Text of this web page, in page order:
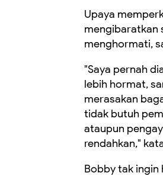
Upaya
mengibaratkan
menghormati,
"Saya pernah
lebih hormat,
merasakan
tidak butuh
ataupun
rendahkan,"
Bobby tak